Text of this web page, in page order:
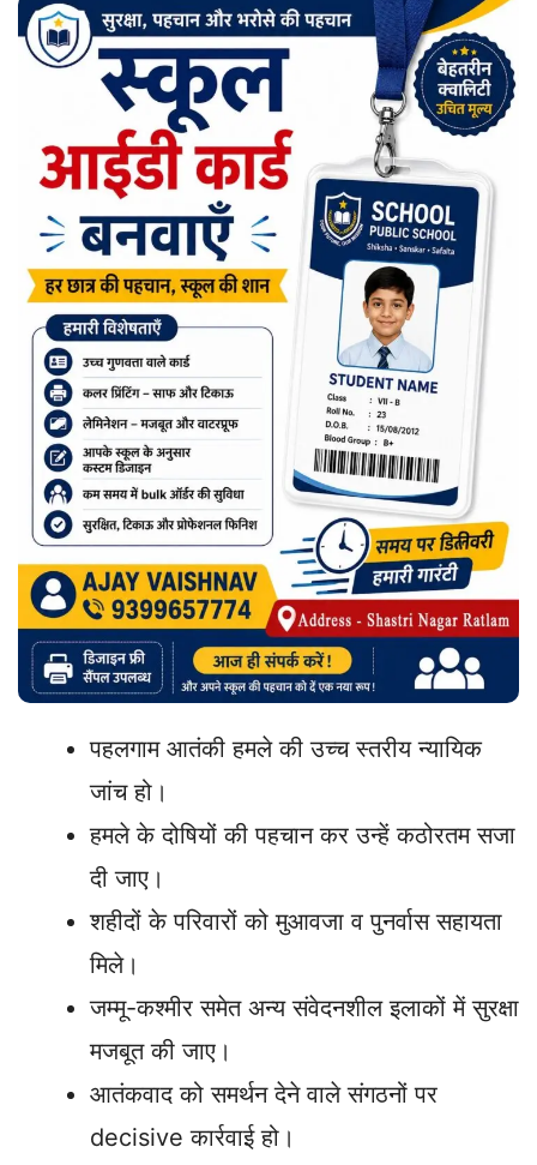
पहलगाम आतंकी हमले की उच्च स्तरीय न्यायिक
जांच हो।
हमले के दोषियों की पहचान कर उन्हें कठोरतम सजा
दी जाए।
शहीदों के परिवारों को मुआवजा व पुनर्वास सहायता
मिले।
जम्मू-कश्मीर समेत अन्य संवेदनशील इलाकों में सुरक्षा
मजबूत की जाए।
आतंकवाद को समर्थन देने वाले संगठनों पर
decisive कार्रवाई हो।